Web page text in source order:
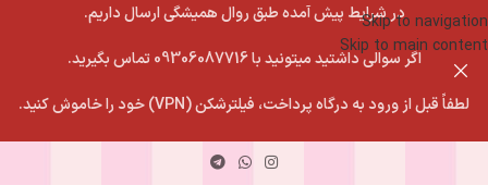
Skip to navigation
Skip to main content
در شرایط پیش آمده طبق روال همیشگی ارسال داریم.
اگر سوالی داشتید میتونید با 09306087716 تماس بگیرید.
لطفاً قبل از ورود به درگاه پرداخت، فیلترشکن (VPN) خود را خاموش کنید.